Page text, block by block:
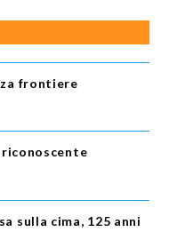
frontiere
sulla cima, 125 anni